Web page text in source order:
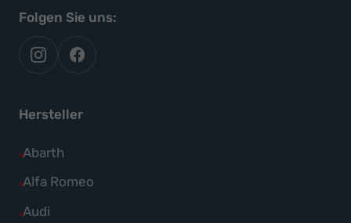
Folgen Sie uns:
autoflex
auf
autoflex24
auf
Hersteller
Abarth
Alle
Fahrzeuge
Alfa Romeo
Alle
Fahrzeuge
Audi
Alle